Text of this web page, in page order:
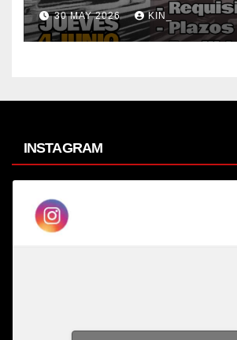
30 MAY 2026 KIN_
INSTAGRAM